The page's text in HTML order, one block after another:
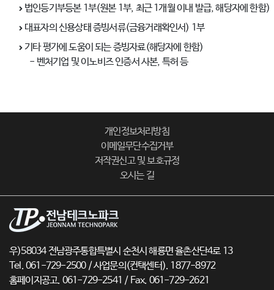
법인등기부등본 1부(원본 1부, 최근 1개월 이내 발급, 해당자에 한함)
대표자의 신용상태 증빙서류(금융거래확인서) 1부
기타 평가에 도움이 되는 증빙자료(해당자에 한함)
- 벤처기업 및 이노비즈 인증서 사본, 특허 등
개인정보처리방침
이메일무단수집거부
저작권신고 및 보호규정
오시는 길
우)58034 전남광주통합특별시 순천시 해룡면 율촌산단4로 13
Tel. 061-729-2500 / 사업문의(컨택센터). 1877-8972
홈페이지공고. 061-729-2541 / Fax. 061-729-2621